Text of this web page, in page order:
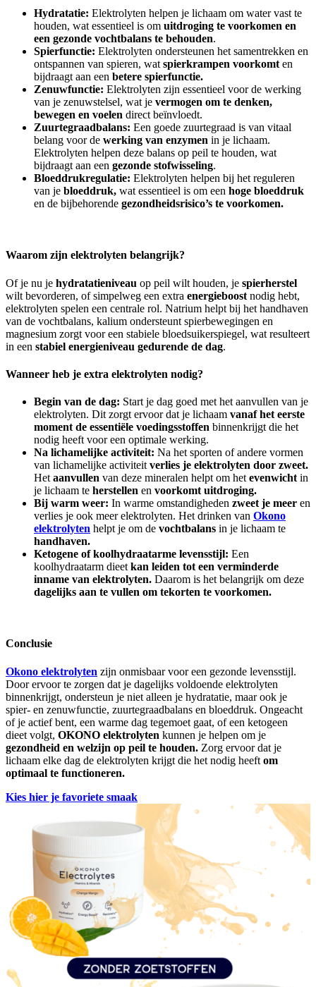
Hydratatie: Elektrolyten helpen je lichaam om water vast te
houden, wat essentieel is om uitdroging te voorkomen en
een gezonde vochtbalans te behouden.
Spierfunctie: Elektrolyten ondersteunen het samentrekken en
ontspannen van spieren, wat spierkrampen voorkomt en
bijdraagt aan een betere spierfunctie.
Zenuwfunctie: Elektrolyten zijn essentieel voor de werking
van je zenuwstelsel, wat je vermogen om te denken,
bewegen en voelen direct beïnvloedt.
Zuurtegraadbalans: Een goede zuurtegraad is van vitaal
belang voor de werking van enzymen in je lichaam.
Elektrolyten helpen deze balans op peil te houden, wat
bijdraagt aan een gezonde stofwisseling.
Bloeddrukregulatie: Elektrolyten helpen bij het reguleren
van je bloeddruk, wat essentieel is om een hoge bloeddruk
en de bijbehorende gezondheidsrisico’s te voorkomen.
Waarom zijn elektrolyten belangrijk?
Of je nu je hydratatieniveau op peil wilt houden, je spierherstel
wilt bevorderen, of simpelweg een extra energieboost nodig hebt,
elektrolyten spelen een centrale rol. Natrium helpt bij het handhaven
van de vochtbalans, kalium ondersteunt spierbewegingen en
magnesium zorgt voor een stabiele bloedsuikerspiegel, wat resulteert
in een stabiel energieniveau gedurende de dag.
Wanneer heb je extra elektrolyten nodig?
Begin van de dag: Start je dag goed met het aanvullen van je
elektrolyten. Dit zorgt ervoor dat je lichaam vanaf het eerste
moment de essentiële voedingsstoffen binnenkrijgt die het
nodig heeft voor een optimale werking.
Na lichamelijke activiteit: Na het sporten of andere vormen
van lichamelijke activiteit verlies je elektrolyten door zweet.
Het aanvullen van deze mineralen helpt om het evenwicht in
je lichaam te herstellen en voorkomt uitdroging.
Bij warm weer: In warme omstandigheden zweet je meer en
verlies je ook meer elektrolyten. Het drinken van Okono
elektrolyten helpt je om de vochtbalans in je lichaam te
handhaven.
Ketogene of koolhydraatarme levensstijl: Een
koolhydraatarm dieet kan leiden tot een verminderde
inname van elektrolyten. Daarom is het belangrijk om deze
dagelijks aan te vullen om tekorten te voorkomen.
Conclusie
Okono elektrolyten zijn onmisbaar voor een gezonde levensstijl.
Door ervoor te zorgen dat je dagelijks voldoende elektrolyten
binnenkrijgt, ondersteun je niet alleen je hydratatie, maar ook je
spier- en zenuwfunctie, zuurtegraadbalans en bloeddruk. Ongeacht
of je actief bent, een warme dag tegemoet gaat, of een ketogeen
dieet volgt, OKONO elektrolyten kunnen je helpen om je
gezondheid en welzijn op peil te houden. Zorg ervoor dat je
lichaam elke dag de elektrolyten krijgt die het nodig heeft om
optimaal te functioneren.
Kies hier je favoriete smaak